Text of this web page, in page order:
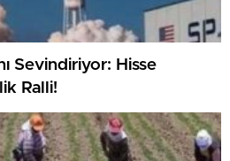
Sevindiriyor: Hisse
Ralli!